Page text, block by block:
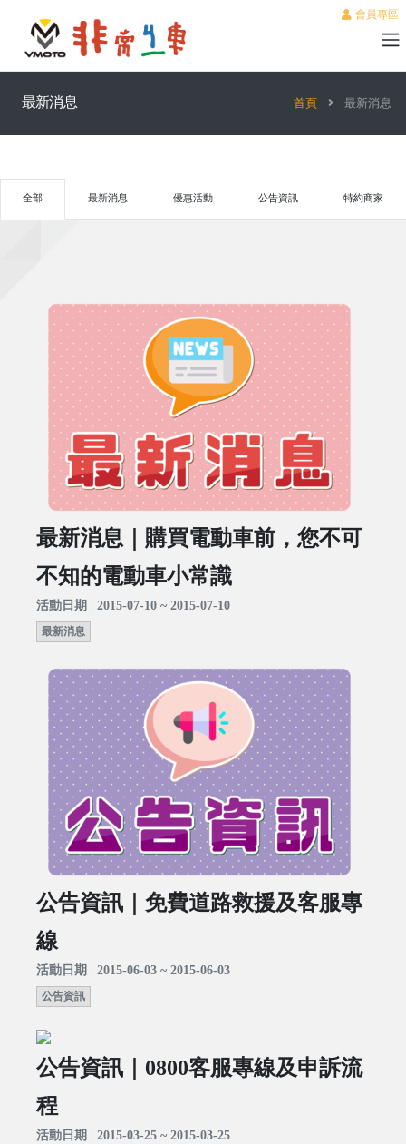
會員專區
最新消息 首頁 最新消息
全部 最新消息 優惠活動 公告資訊 特約商家
最新消息｜購買電動車前，您不可
不知的電動車小常識
活動日期 | 2015-07-10 ~ 2015-07-10
最新消息
公告資訊｜免費道路救援及客服專
線
活動日期 | 2015-06-03 ~ 2015-06-03
公告資訊
公告資訊｜0800客服專線及申訴流
程
活動日期 | 2015-03-25 ~ 2015-03-25